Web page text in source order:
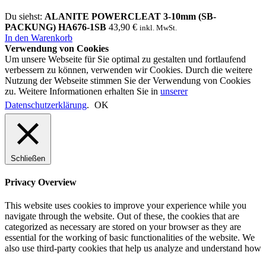
Du siehst: ALANITE POWERCLEAT 3-10mm (SB-
PACKUNG) HA676-1SB 43,90 € inkl. MwSt.
In den Warenkorb
Verwendung von Cookies
Um unsere Webseite für Sie optimal zu gestalten und fortlaufend
verbessern zu können, verwenden wir Cookies. Durch die weitere
Nutzung der Webseite stimmen Sie der Verwendung von Cookies
zu. Weitere Informationen erhalten Sie in unserer
Datenschutzerklärung. OK
Schließen
Privacy Overview
This website uses cookies to improve your experience while you
navigate through the website. Out of these, the cookies that are
categorized as necessary are stored on your browser as they are
essential for the working of basic functionalities of the website. We
also use third-party cookies that help us analyze and understand how